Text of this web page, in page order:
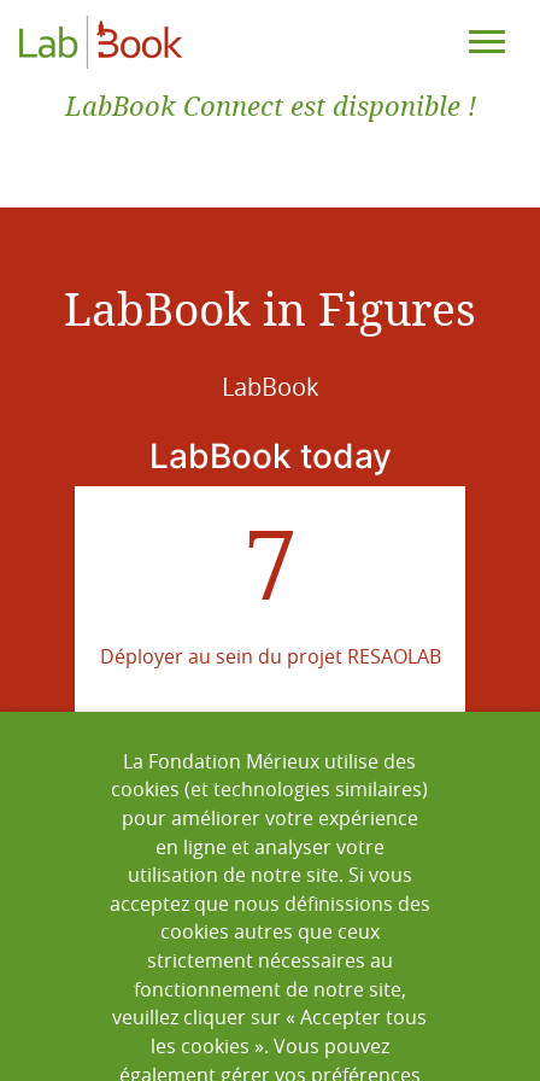
LabBook Connect est disponible !
LabBook in Figures
LabBook
LabBook today
7
Déployer au sein du projet RESAOLAB
=
XXX
La Fondation Mérieux utilise des
cookies (et technologies similaires)
pour améliorer votre expérience
en ligne et analyser votre
utilisation de notre site. Si vous
acceptez que nous définissions des
cookies autres que ceux
strictement nécessaires au
fonctionnement de notre site,
veuillez cliquer sur « Accepter tous
les cookies ». Vous pouvez
également gérer vos préférences